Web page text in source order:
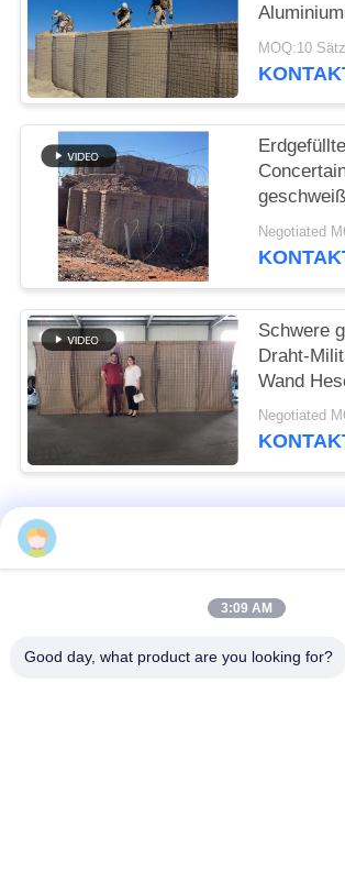
Sperren-
defensive
MOQ:10
Schwere
Draht-
Wand
Negotiated
3:09 AM
Good day, what product are you looking for?